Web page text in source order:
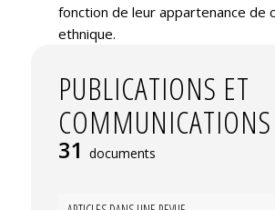
fonction de leur appartenance de
ethnique.
construction de la valeur sociale et
valeur d’échange d’un diplôme
largement à la relation entre la
l’accès à l’emploi. Grâce aux outils
PUBLICATIONS ET
COMMUNICATIONS
31 documents